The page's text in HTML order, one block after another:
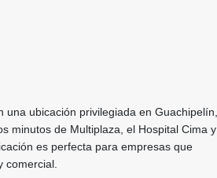
ubicación privilegiada en Guachipelín,
minutos de Multiplaza, el Hospital Cima y
es perfecta para empresas que
comercial.